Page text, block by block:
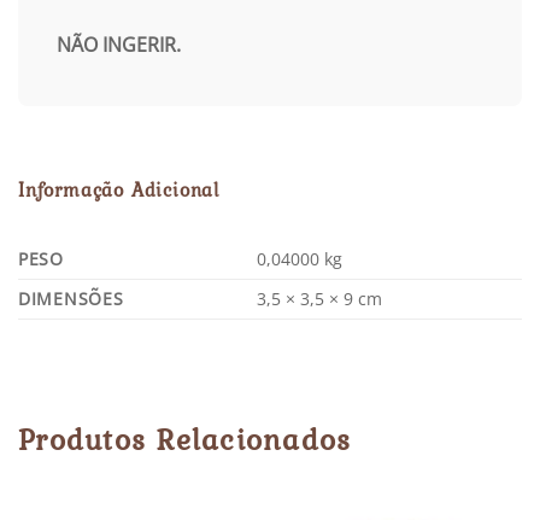
NÃO INGERIR.
Informação Adicional
PESO
0,04000 kg
DIMENSÕES
3,5 × 3,5 × 9 cm
Produtos Relacionados